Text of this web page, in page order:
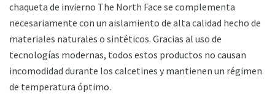
chaqueta de invierno The North Face se complementa
necesariamente con un aislamiento de alta calidad hecho de
materiales naturales o sintéticos. Gracias al uso de
tecnologías modernas, todos estos productos no causan
incomodidad durante los calcetines y mantienen un régimen
de temperatura óptimo.